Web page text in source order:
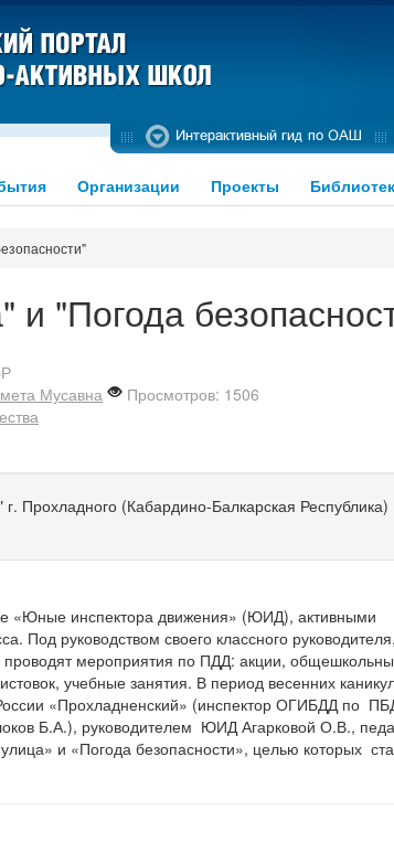
Организации Проекты
и "Погода
Мусавна
Просмотров: 1506
(Кабардино-Балкарская Республика)
«Юные инспектора движения» (ЮИД), активными
Под руководством своего классного руководителя,
проводят мероприятия по ПДД: акции,
учебные занятия. В период весенних
«Прохладненский» (инспектор ОГИБДД по
Б.А.), руководителем ЮИД Агарковой О.В.,
и «Погода безопасности», целью которых